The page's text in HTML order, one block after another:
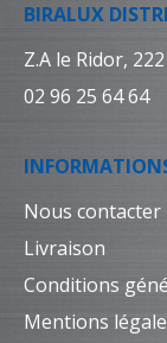
BIRALUX
Z.A le Ridor,
02 96 25 64 64
Nous contacter
Livraison
Conditions
Mentions